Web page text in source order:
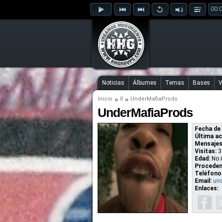
Noticias Álbumes Temas Bases
Inicio 0 UnderMafiaProds
UnderMafiaProds
Fecha
Última
Visitas:
Edad: No
Email:
Enlaces: